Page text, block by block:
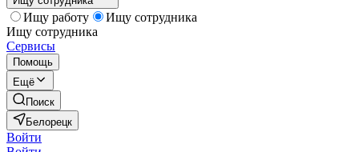
Ищу работу
Ищу сотрудника
Ищу сотрудника
Сервисы
Помощь
Ещё
Поиск
Белорецк
Войти